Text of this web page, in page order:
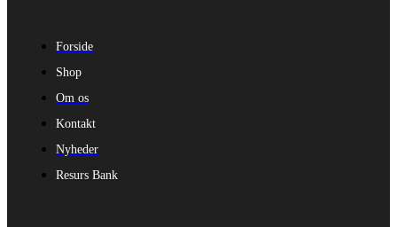
Forside
Shop
Om os
Kontakt
Nyheder
Resurs Bank